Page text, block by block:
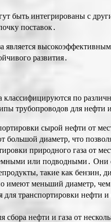
быть интегрированы с
поставок․
является
развития․
по
трубопроводов для нефти и
сырой нефти от
диаметр, что
природного газа от
или подводными․ Они
такие как бензин,
меньший диаметр, чем
для транспортировки нефти
сбора нефти и газа от